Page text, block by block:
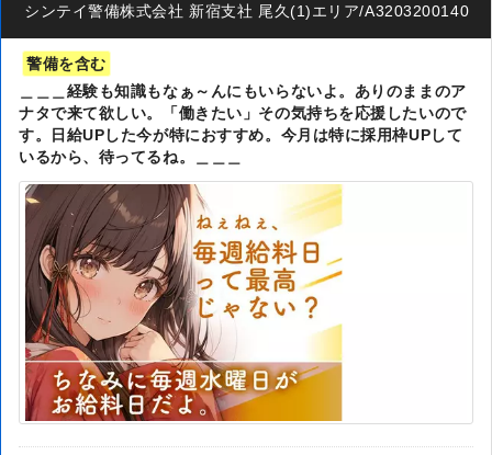
シンテイ警備株式会社 新宿支社 尾久(1)エリア/A3203200140
警備を含む
＿＿＿経験も知識もなぁ～んにもいらないよ。ありのままのア
ナタで来て欲しい。「働きたい」その気持ちを応援したいので
す。日給UPした今が特におすすめ。今月は特に採用枠UPして
いるから、待ってるね。＿＿＿